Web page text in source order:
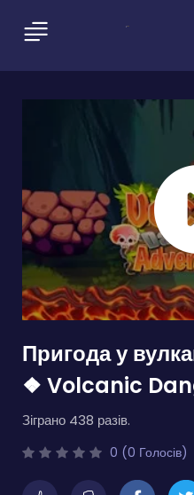
Пригода у
❖ Volcanic
Зіграно 438 разів.
0 (0 Голосів)